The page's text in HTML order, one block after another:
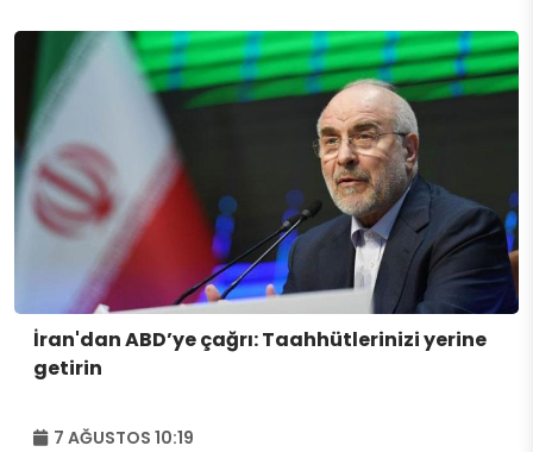
İran'dan ABD’ye çağrı: Taahhütlerinizi yerine
getirin
7 AĞUSTOS 10:19